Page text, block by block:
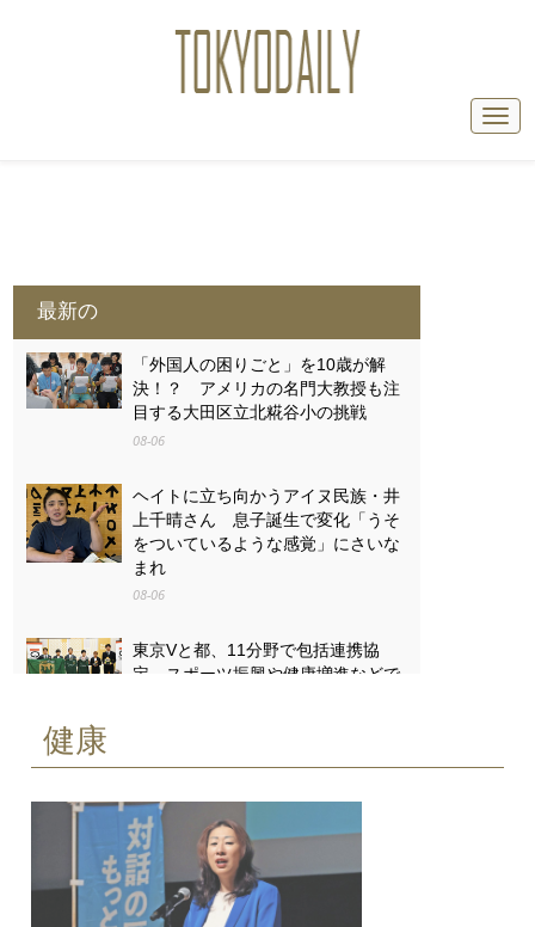
最新の
「外国人の困りごと」を10歳が解
決！？ アメリカの名門大教授も注
目する大田区立北糀谷小の挑戦
08-06
ヘイトに立ち向かうアイヌ民族・井
上千晴さん 息子誕生で変化「うそ
をついているような感覚」にさいな
まれ
08-06
東京Vと都、11分野で包括連携協
定 スポーツ振興や健康増進などで
撃の遺族と向き合った13歳の思い
08-06
健康